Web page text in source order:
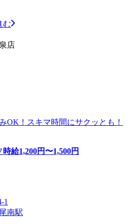
む
店
OK！スキマ時間にサクッとも！
時給1,200円〜1,500円
1
南駅